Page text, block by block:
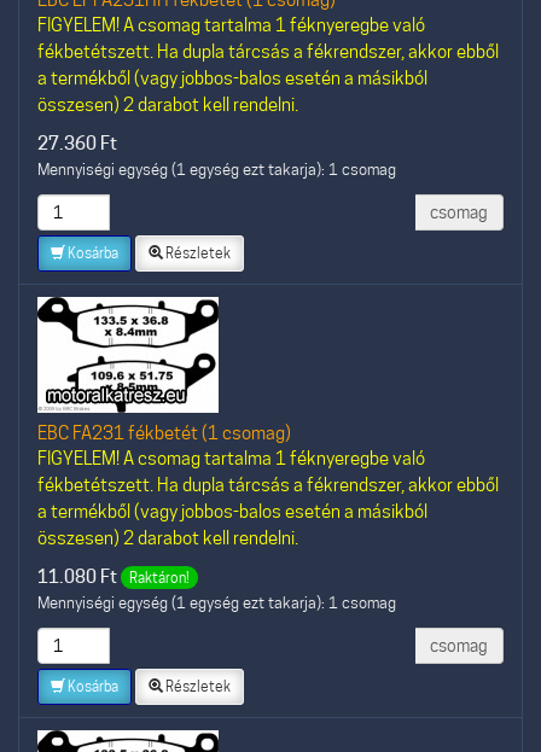
FIGYELEM! A csomag tartalma 1 féknyeregbe való
fékbetétszett. Ha dupla tárcsás a fékrendszer, akkor ebből
a termékből (vagy jobbos-balos esetén a másikból
összesen) 2 darabot kell rendelni.
27.360 Ft
Mennyiségi egység (1 egység ezt takarja): 1 csomag
csomag
Kosárba Részletek
EBC FA231 fékbetét (1 csomag)
FIGYELEM! A csomag tartalma 1 féknyeregbe való
fékbetétszett. Ha dupla tárcsás a fékrendszer, akkor ebből
a termékből (vagy jobbos-balos esetén a másikból
összesen) 2 darabot kell rendelni.
11.080 Ft Raktáron!
Mennyiségi egység (1 egység ezt takarja): 1 csomag
csomag
Kosárba Részletek